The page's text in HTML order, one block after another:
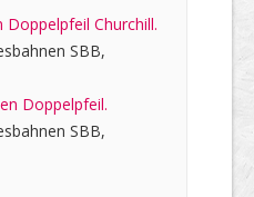
Churchill.
SBB,
Doppelpfeil.
SBB,